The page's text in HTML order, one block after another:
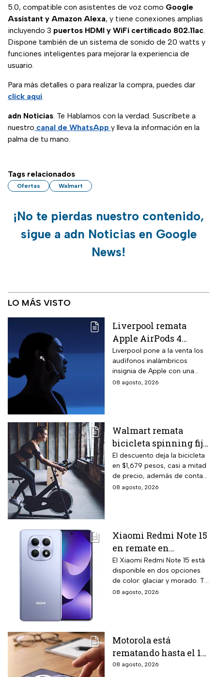
5.0, compatible con asistentes de voz como Google
Assistant y Amazon Alexa, y tiene conexiones amplias
incluyendo 3 puertos HDMI y WiFi certificado 802.11ac.
Dispone también de un sistema de sonido de 20 watts y
funciones inteligentes para mejorar la experiencia de
usuario.
Para más detalles o para realizar la compra, puedes dar
click aquí.
adn Noticias. Te Hablamos con la verdad. Suscríbete a
nuestro canal de WhatsApp y lleva la información en la
palma de tu mano.
Tags relacionados
Ofertas Walmart
¡No te pierdas nuestro contenido,
sigue a adn Noticias en Google
News!
LO MÁS VISTO
Liverpool remata
Apple AirPods 4
inalámbricos con 20%
descuento y hasta 16
MSI
Liverpool pone a la venta los
audífonos inalámbricos
insignia de Apple con una
rebaja considerable y
08 agosto, 2026
Walmart remata
bicicleta spinning fija
con monitoreo de
velocidad, calorías y
pulso, ideal para hacer
cardio en casa
El descuento deja la bicicleta
en $1,679 pesos, casi a mitad
de precio, además de contar
el beneficio de meses sin
08 agosto, 2026
Xiaomi Redmi Note 15
en remate en
Liverpool: 256 GB de
almacenamiento,
cámara de 108 MP y
carga rápida
El Xiaomi Redmi Note 15 está
disponible en dos opciones
de color: glaciar y morado. Te
contamos todos los detalles
08 agosto, 2026
Motorola está
rematando hasta el 19
de agosto el celular
08 agosto, 2026